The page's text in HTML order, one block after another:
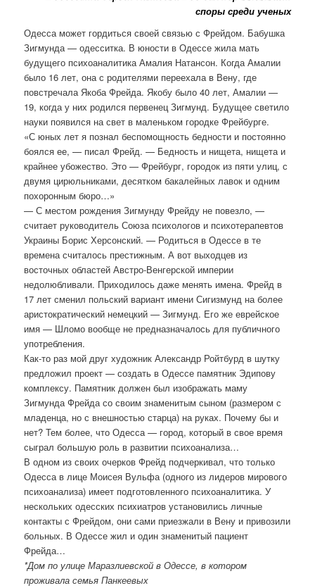
споры среди ученых
Одесса может гордиться своей связью с Фрейдом. Бабушка
Зигмунда — одесситка. В юности в Одессе жила мать
будущего психоаналитика Амалия Натансон. Когда Амалии
было 16 лет, она с родителями переехала в Вену, где
повстречала Якоба Фрейда. Якобу было 40 лет, Амалии —
19, когда у них родился первенец Зигмунд. Будущее светило
науки появился на свет в маленьком городке Фрейбурге.
«С юных лет я познал беспомощность бедности и постоянно
боялся ее, — писал Фрейд. — Бедность и нищета, нищета и
крайнее убожество. Это — Фрейбург, городок из пяти улиц, с
двумя цирюльниками, десятком бакалейных лавок и одним
похоронным бюро…»
— С местом рождения Зигмунду Фрейду не повезло, —
считает руководитель Союза психологов и психотерапевтов
Украины Борис Херсонский. — Родиться в Одессе в те
времена считалось престижным. А вот выходцев из
восточных областей Австро-Венгерской империи
недолюбливали. Приходилось даже менять имена. Фрейд в
17 лет сменил польский вариант имени Сигизмунд на более
аристократический немецкий — Зигмунд. Его же еврейское
имя — Шломо вообще не предназначалось для публичного
употребления.
Как-то раз мой друг художник Александр Ройтбурд в шутку
предложил проект — создать в Одессе памятник Эдипову
комплексу. Памятник должен был изображать маму
Зигмунда Фрейда со своим знаменитым сыном (размером с
младенца, но с внешностью старца) на руках. Почему бы и
нет? Тем более, что Одесса — город, который в свое время
сыграл большую роль в развитии психоанализа…
В одном из своих очерков Фрейд подчеркивал, что только
Одесса в лице Моисея Вульфа (одного из лидеров мирового
психоанализа) имеет подготовленного психоаналитика. У
нескольких одесских психиатров установились личные
контакты с Фрейдом, они сами приезжали в Вену и привозили
больных. В Одессе жил и один знаменитый пациент
Фрейда…
*Дом по улице Маразлиевской в Одессе, в котором
проживала семья Панкеевых